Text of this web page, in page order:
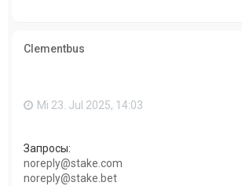
Clementbus
Mi 23. Jul 2025, 14:03
Запросы:
noreply@stake.com
noreply@stake.bet